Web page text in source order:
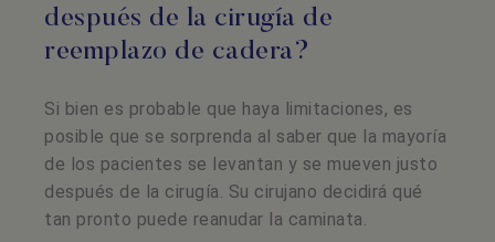
después de la cirugía de
reemplazo de cadera?
Si bien es probable que haya limitaciones, es
posible que se sorprenda al saber que la mayoría
de los pacientes se levantan y se mueven justo
después de la cirugía. Su cirujano decidirá qué
tan pronto puede reanudar la caminata.